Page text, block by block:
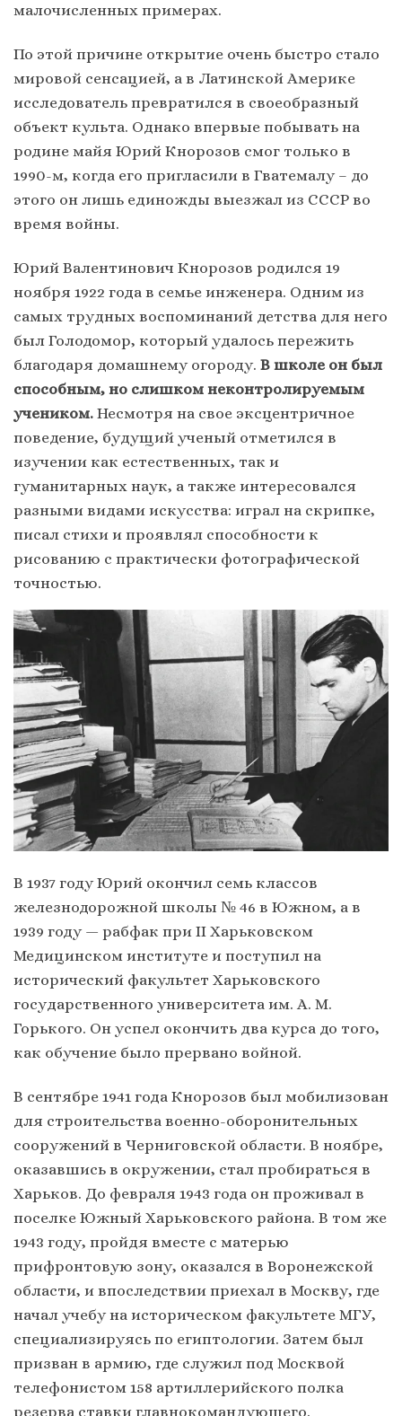
малочисленных примерах.
По этой причине открытие очень быстро стало
мировой сенсацией, а в Латинской Америке
исследователь превратился в своеобразный
объект культа. Однако впервые побывать на
родине майя Юрий Кнорозов смог только в
1990-м, когда его пригласили в Гватемалу – до
этого он лишь единожды выезжал из СССР во
время войны.
Юрий Валентинович Кнорозов родился 19
ноября 1922 года в семье инженера. Одним из
самых трудных воспоминаний детства для него
был Голодомор, который удалось пережить
благодаря домашнему огороду. В школе он был
способным, но слишком неконтролируемым
учеником. Несмотря на свое эксцентричное
поведение, будущий ученый отметился в
изучении как естественных, так и
гуманитарных наук, а также интересовался
разными видами искусства: играл на скрипке,
писал стихи и проявлял способности к
рисованию с практически фотографической
точностью.
В 1937 году Юрий окончил семь классов
железнодорожной школы № 46 в Южном, а в
1939 году — рабфак при ІІ Харьковском
Медицинском институте и поступил на
исторический факультет Харьковского
государственного университета им. А. М.
Горького. Он успел окончить два курса до того,
как обучение было прервано войной.
В сентябре 1941 года Кнорозов был мобилизован
для строительства военно-оборонительных
сооружений в Черниговской области. В ноябре,
оказавшись в окружении, стал пробираться в
Харьков. До февраля 1943 года он проживал в
поселке Южный Харьковского района. В том же
1943 году, пройдя вместе с матерью
прифронтовую зону, оказался в Воронежской
области, и впоследствии приехал в Москву, где
начал учебу на историческом факультете МГУ,
специализируясь по египтологии. Затем был
призван в армию, где служил под Москвой
телефонистом 158 артиллерийского полка
резерва ставки главнокомандующего.